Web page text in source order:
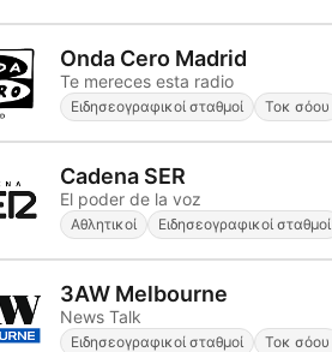
Onda Cero Madrid
Te mereces esta radio
Ειδησεογραφικοί σταθμοί Τοκ σόου
Cadena SER
El poder de la voz
Αθλητικοί Ειδησεογραφικοί σταθμοί
3AW Melbourne
News Talk
Ειδησεογραφικοί σταθμοί Τοκ σόου